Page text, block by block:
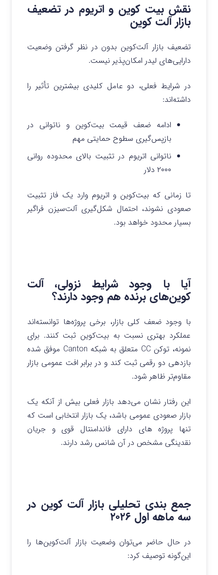
نقش بیت‌ کوین و اتریوم در تضعیف
بازار آلت‌ کوین
تضعیف بازار آلت‌کوین بدون در نظر گرفتن وضعیت
دارایی‌های لیدر امکان‌پذیر نیست.
در شرایط فعلی، دو عامل کلیدی بیشترین تأثیر را
داشته‌اند:
ادامه ضعف قیمت بیت‌کوین و ناتوانی در
بازپس‌گیری سطوح حمایتی مهم
ناتوانی اتریوم در تثبیت بالای محدوده روانی
۲۰۰۰ دلار
تا زمانی که بیت‌کوین و اتریوم وارد یک فاز تثبیت
صعودی نشوند، احتمال شکل‌گیری آلت‌سیزن فراگیر
بسیار محدود خواهد بود.
آیا با وجود شرایط نزولی، آلت‌
کوین‌های برنده هم وجود دارند؟
با وجود ضعف کلی بازار، برخی پروژه‌ها توانسته‌اند
عملکرد بهتری نسبت به بیت‌کوین ثبت کنند. برای
نمونه، توکن CC متعلق به شبکه Canton موفق شده
بازدهی دو رقمی ثبت کند و در برابر افت عمومی بازار
مقاوم‌تر ظاهر شود.
این رفتار نشان می‌دهد بازار فعلی بیش از آنکه یک
بازار صعودی عمومی باشد، یک بازار انتخابی است که
تنها پروژه‌ های دارای فاندامنتال قوی و جریان
نقدینگی مشخص در آن شانس رشد دارند.
جمع‌ بندی تحلیلی بازار آلت‌ کوین در
سه‌ ماهه اول ۲۰۲۶
در حال حاضر می‌توان وضعیت بازار آلت‌کوین‌ها را
این‌گونه توصیف کرد: